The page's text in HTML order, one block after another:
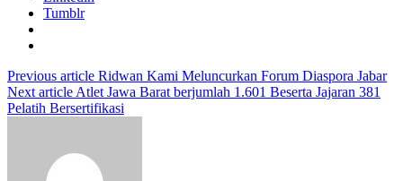
Tumblr
Previous article Ridwan Kami Meluncurkan Forum Diaspora Jabar
Next article Atlet Jawa Barat berjumlah 1.601 Beserta Jajaran 381
Pelatih Bersertifikasi